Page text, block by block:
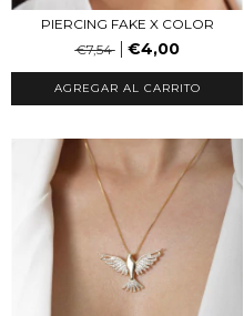
PIERCING FAKE X COLOR
€7,54
€4,00
AGREGAR AL CARRITO